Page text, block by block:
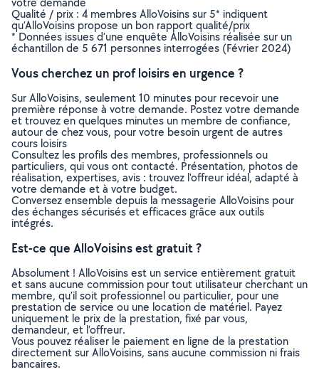
Qualité / prix : 4 membres AlloVoisins sur 5* indiquent
qu’AlloVoisins propose un bon rapport qualité/prix
* Données issues d’une enquête AlloVoisins réalisée sur un
échantillon de 5 671 personnes interrogées (Février 2024)
Vous cherchez un prof loisirs en urgence ?
Sur AlloVoisins, seulement 10 minutes pour recevoir une
première réponse à votre demande. Postez votre demande
et trouvez en quelques minutes un membre de confiance,
autour de chez vous, pour votre besoin urgent de autres
cours loisirs
Consultez les profils des membres, professionnels ou
particuliers, qui vous ont contacté. Présentation, photos de
réalisation, expertises, avis : trouvez l'offreur idéal, adapté à
votre demande et à votre budget.
Conversez ensemble depuis la messagerie AlloVoisins pour
des échanges sécurisés et efficaces grâce aux outils
intégrés.
Est-ce que AlloVoisins est gratuit ?
Absolument ! AlloVoisins est un service entièrement gratuit
et sans aucune commission pour tout utilisateur cherchant un
membre, qu’il soit professionnel ou particulier, pour une
prestation de service ou une location de matériel. Payez
uniquement le prix de la prestation, fixé par vous,
demandeur, et l’offreur.
Vous pouvez réaliser le paiement en ligne de la prestation
directement sur AlloVoisins, sans aucune commission ni frais
bancaires.